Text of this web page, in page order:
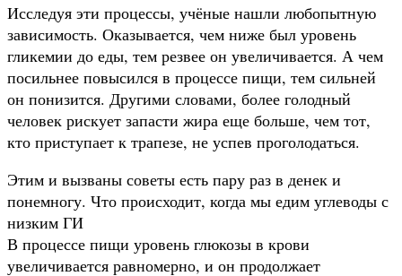
Исследуя эти процессы, учёные нашли любопытную
зависимость. Оказывается, чем ниже был уровень
гликемии до еды, тем резвее он увеличивается. А чем
посильнее повысился в процессе пищи, тем сильней
он понизится. Другими словами, более голодный
человек рискует запасти жира еще больше, чем тот,
кто приступает к трапезе, не успев проголодаться.
Этим и вызваны советы есть пару раз в денек и
понемногу. Что происходит, когда мы едим углеводы с
низким ГИ
В процессе пищи уровень глюкозы в крови
увеличивается равномерно, и он продолжает